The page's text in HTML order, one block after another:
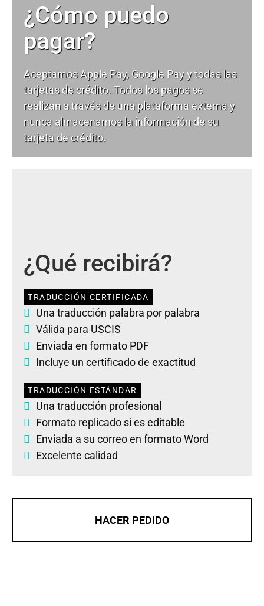
¿Cómo puedo
pagar?
Aceptamos Apple Pay, Google Pay y todas las
tarjetas de crédito. Todos los pagos se
realizan a través de una plataforma externa y
nunca almacenamos la información de su
tarjeta de crédito.
¿Qué recibirá?
TRADUCCIÓN CERTIFICADA
Una traducción palabra por palabra
Válida para USCIS
Enviada en formato PDF
Incluye un certificado de exactitud
TRADUCCIÓN ESTÁNDAR
Una traducción profesional
Formato replicado si es editable
Enviada a su correo en formato Word
Excelente calidad
HACER PEDIDO